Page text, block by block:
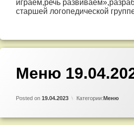
играем,речь
старшей логопедической
Меню
Posted on 19.04.2023 Категории:Меню
Добавить
комментарий
записи